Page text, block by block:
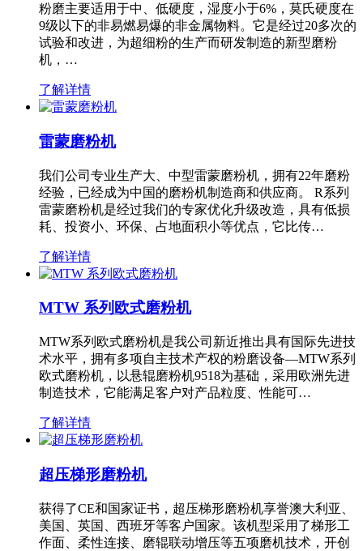
粉磨主要适用于中、低硬度，湿度小于6%，莫氏硬度在
9级以下的非易燃易爆的非金属物料。它是经过20多次的
试验和改进，为超细粉的生产而研发制造的新型磨粉
机，…
了解详情
雷蒙磨粉机
我们公司专业生产大、中型雷蒙磨粉机，拥有22年磨粉
经验，已经成为中国的磨粉机制造商和供应商。 R系列
雷蒙磨粉机是经过我们的专家优化升级改造，具有低损
耗、投资小、环保、占地面积小等优点，它比传…
了解详情
MTW 系列欧式磨粉机
MTW系列欧式磨粉机是我公司新近推出具有国际先进技
术水平，拥有多项自主技术产权的粉磨设备—MTW系列
欧式磨粉机，以悬辊磨粉机9518为基础，采用欧洲先进
制造技术，它能满足客户对产品粒度、性能可…
了解详情
超压梯形磨粉机
获得了CE和国家证书，超压梯形磨粉机享誉澳大利亚、
美国、英国、西班牙等客户国家。该机型采用了梯形工
作面、柔性连接、磨辊联动增压等五项磨机技术，开创